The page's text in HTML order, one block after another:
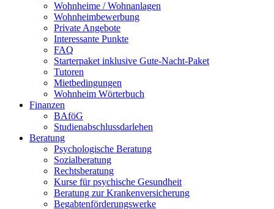
Wohnheime / Wohnanlagen
Wohnheimbewerbung
Private Angebote
Interessante Punkte
FAQ
Starterpaket inklusive Gute-Nacht-Paket
Tutoren
Mietbedingungen
Wohnheim Wörterbuch
Finanzen
BAföG
Studienabschlussdarlehen
Beratung
Psychologische Beratung
Sozialberatung
Rechtsberatung
Kurse für psychische Gesundheit
Beratung zur Krankenversicherung
Begabtenförderungswerke